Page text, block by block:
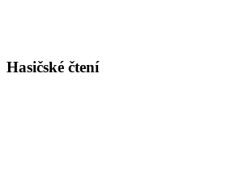
Hasičské čtení